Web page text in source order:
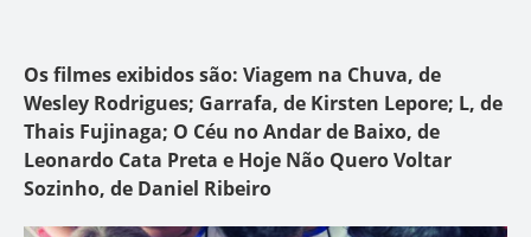
Os filmes exibidos são: Viagem na Chuva, de
Wesley Rodrigues; Garrafa, de Kirsten Lepore; L, de
Thais Fujinaga; O Céu no Andar de Baixo, de
Leonardo Cata Preta e Hoje Não Quero Voltar
Sozinho, de Daniel Ribeiro